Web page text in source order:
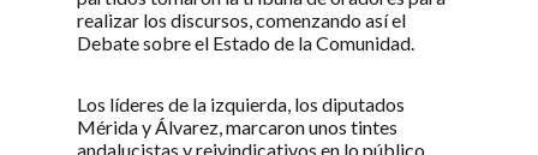
realizar los discursos, comenzando así el
Debate sobre el Estado de la Comunidad.
Los líderes de la izquierda, los diputados
Mérida y Álvarez, marcaron unos tintes
andalucistas y reivindicativos en lo público,